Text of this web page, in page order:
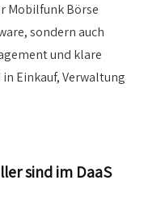
Mobilfunk Börse
sondern auch
und klare
Einkauf, Verwaltung
sind im DaaS